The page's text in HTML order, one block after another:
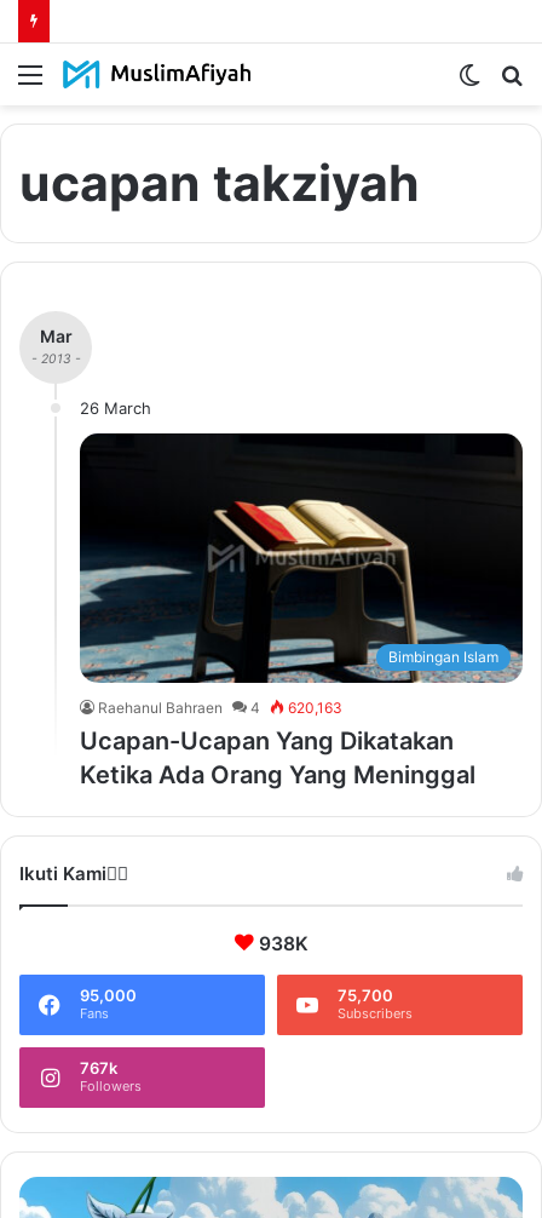
Menu
Switch
ucapan takziyah
Mar
- 2013 -
26 March
Bimbingan Islam
Raehanul Bahraen 4 620,163
Ucapan-Ucapan Yang Dikatakan
Ketika Ada Orang Yang Meninggal
Ikuti Kami❤️‍🔥
938K
95,000
Fans
75,700
Subscribers
767k
Followers